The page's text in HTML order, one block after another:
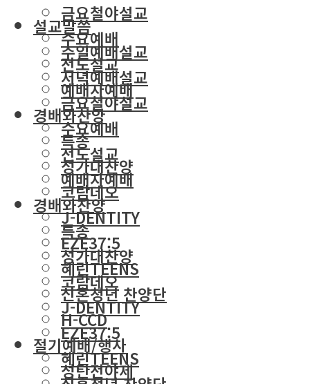
금요철야설교
수요예배
전도설교
예배자예배
경배와찬양
특송
성가대찬양
코람데오
J-DENTITY
EZE37:5
혜린TEENS
신혼청년 찬양단
H-CCD
절기예배/행사
성탄전야제
설교말씀
주일예배설교
저녁예배설교
금요철야설교
수요예배
전도설교
예배자예배
경배와찬양
특송
성가대찬양
코람데오
J-DENTITY
EZE37:5
혜린TEENS